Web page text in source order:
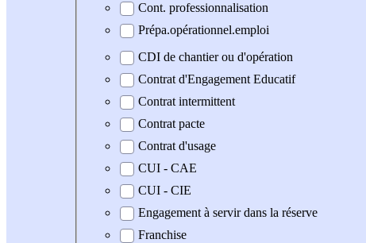
Cont. professionnalisation
Prépa.opérationnel.emploi
CDI de chantier ou d'opération
Contrat d'Engagement Educatif
Contrat intermittent
Contrat pacte
Contrat d'usage
CUI - CAE
CUI - CIE
Engagement à servir dans la réserve
Franchise